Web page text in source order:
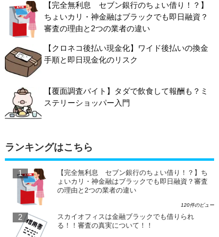
【完全無利息 セブン銀行のちょい借り！？】
ちょいカリ・神金融はブラックでも即日融資？
審査の理由と2つの業者の違い
【クロネコ後払い現金化】ワイド後払いの換金
手順と即日現金化のリスク
【覆面調査バイト】タダで飲食して報酬も？ミ
ステリーショッパー入門
ランキングはこちら
【完全無利息 セブン銀行のちょい借り！？】ち
ょいカリ・神金融はブラックでも即日融資？審査
の理由と2つの業者の違い
120件のビュー
スカイオフィスは金融ブラックでも借りられ
る！！審査の真実について！！